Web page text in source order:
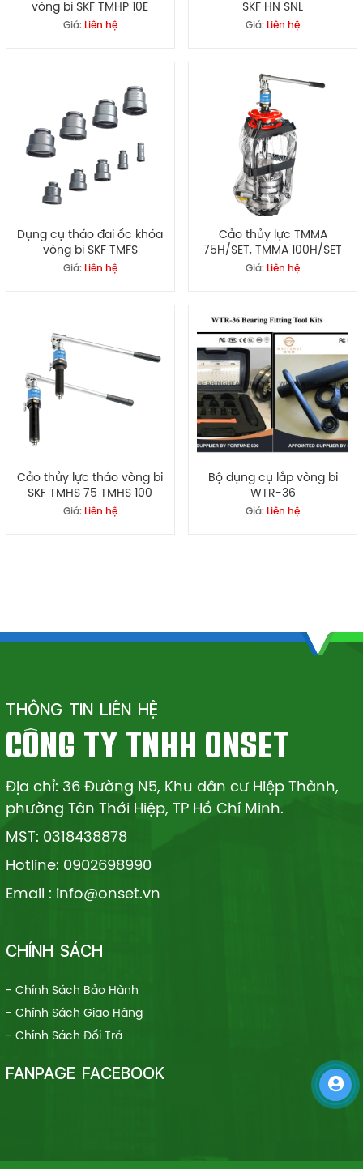
vòng bi SKF TMHP 10E
Giá: Liên hệ
SKF HN SNL
Giá: Liên hệ
Dụng cụ tháo đai ốc khóa
vòng bi SKF TMFS
Giá: Liên hệ
Cảo thủy lực TMMA
75H/SET, TMMA 100H/SET
Giá: Liên hệ
Cảo thủy lực tháo vòng bi
SKF TMHS 75 TMHS 100
Giá: Liên hệ
Bộ dụng cụ lắp vòng bi
WTR-36
Giá: Liên hệ
THÔNG TIN LIÊN HỆ
CÔNG TY TNHH ONSET
Địa chỉ: 36 Đường N5, Khu dân cư Hiệp Thành,
phường Tân Thới Hiệp, TP Hồ Chí Minh.
MST: 0318438878
Hotline: 0902698990
Email : info@onset.vn
CHÍNH SÁCH
- Chính Sách Bảo Hành
- Chính Sách Giao Hàng
- Chính Sách Đổi Trả
FANPAGE FACEBOOK